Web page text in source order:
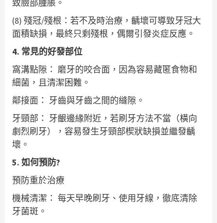
致臉部腫脹。
(8) 殘冠/殘根：若不及時治療，齲壞可導致牙冠大
面積缺損，最終只剩殘根，偶爾引發炎症反應。
4. 常見的好發部位
窩溝點隙： 磨牙的咬合面，因為容易藏匿食物和
細菌，且清潔困難。
鄰接面： 牙齒與牙齒之間的縫隙。
牙頸部： 牙齦邊緣附近，若刷牙方法不當（橫向
劇烈刷牙），容易發生牙頸部楔狀缺損並繼發齲
壞。
5. 如何預防?
預防重於治療
機械清潔： 每天早晚刷牙、使用牙線，徹底清除
牙菌斑。